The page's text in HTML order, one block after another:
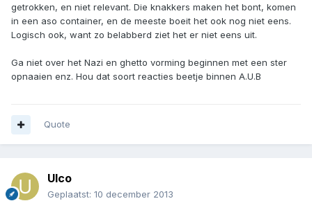
getrokken, en niet relevant. Die knakkers maken het bont, komen
in een aso container, en de meeste boeit het ook nog niet eens.
Logisch ook, want zo belabberd ziet het er niet eens uit.
Ga niet over het Nazi en ghetto vorming beginnen met een ster
opnaaien enz. Hou dat soort reacties beetje binnen A.U.B
Quote
Ulco
Geplaatst: 10 december 2013